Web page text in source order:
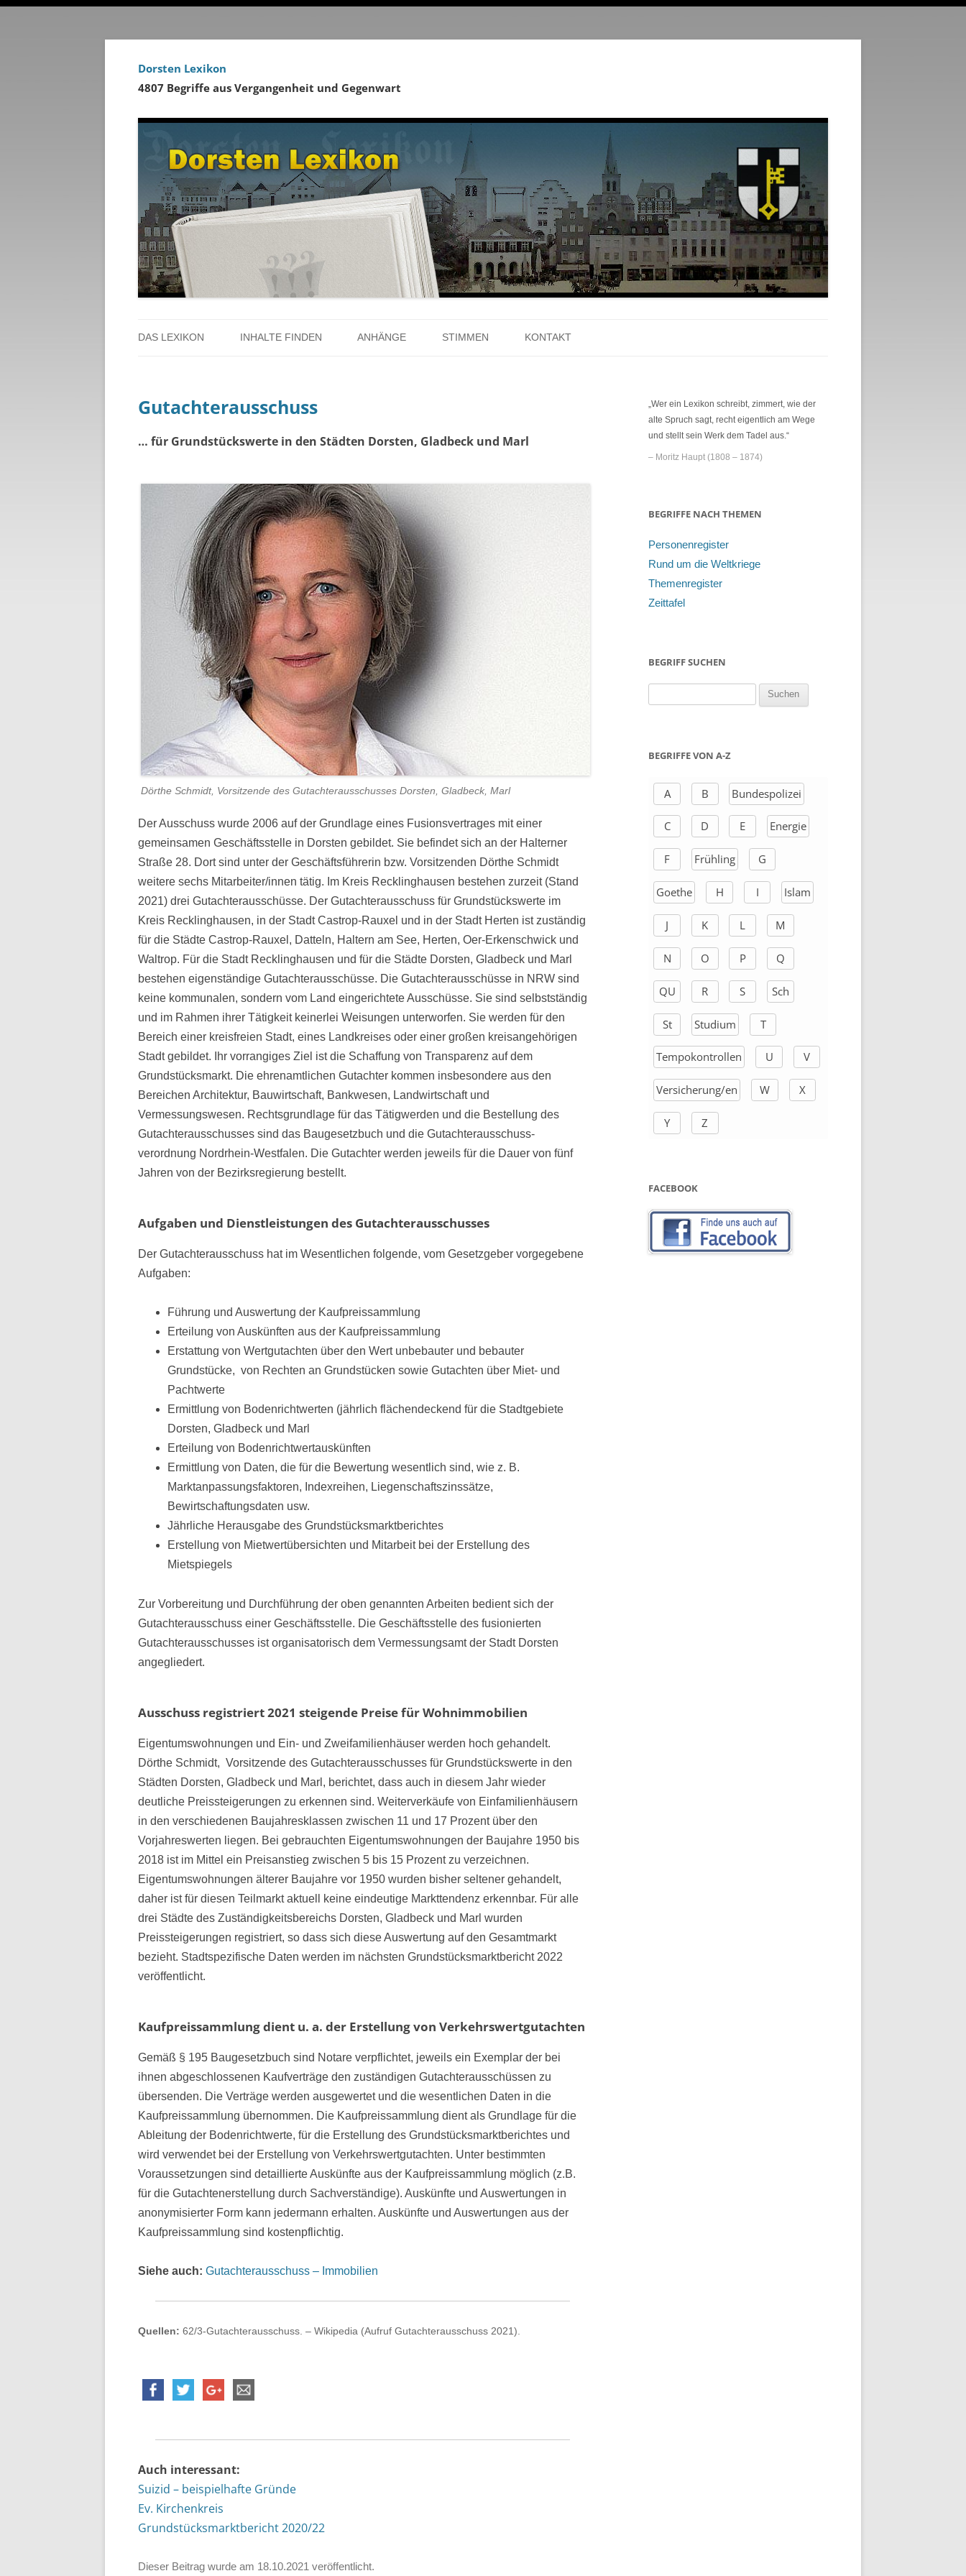
Dorsten Lexikon
4807 Begriffe aus Vergangenheit und Gegenwart
zum
DAS LEXIKON
ÜBER DAS PROJEKT
INHALTE FINDEN
PERSONENREGISTER
RUND UM DIE WELTKRIEGE
ZEITTAFEL
ANHÄNGE
LINKS
STIMMEN KONTAKT
Gutachterausschuss
… für Grundstückswerte in den Städten Dorsten, Gladbeck und Marl
Dörthe Schmidt, Vorsitzende des Gutachterausschusses Dorsten, Gladbeck, Marl
Der Ausschuss wurde 2006 auf der Grundlage eines Fusionsvertrages mit einer
gemeinsamen Geschäftsstelle in Dorsten gebildet. Sie befindet sich an der Halterner
Straße 28. Dort sind unter der Geschäftsführerin bzw. Vorsitzenden Dörthe Schmidt
weitere sechs Mitarbeiter/innen tätig. Im Kreis Recklinghausen bestehen zurzeit (Stand
2021) drei Gutachterausschüsse. Der Gutachter­ausschuss für Grundstückswerte im
Kreis Recklinghausen, in der Stadt Castrop-Rauxel und in der Stadt Herten ist zuständig
für die Städte Castrop-Rauxel, Datteln, Haltern am See, Herten, Oer-Erkenschwick und
Waltrop. Für die Stadt Recklinghausen und für die Städte Dorsten, Gladbeck und Marl
bestehen eigenständige Gutachterausschüsse. Die Gutachterausschüsse in NRW sind
keine kommunalen, sondern vom Land eingerichtete Ausschüsse. Sie sind selbstständig
und im Rahmen ihrer Tätigkeit keinerlei Weisungen unterworfen. Sie werden für den
Bereich einer kreisfreien Stadt, eines Landkreises oder einer großen kreisangehörigen
Stadt gebildet. Ihr vorrangiges Ziel ist die Schaffung von Transparenz auf dem
Grundstücksmarkt. Die ehrenamtlichen Gutachter kommen insbesondere aus den
Bereichen Architektur, Bauwirtschaft, Bankwesen, Landwirtschaft und
Vermessungswesen. Rechtsgrundlage für das Tätigwerden und die Bestellung des
Gutachter­ausschusses sind das Baugesetzbuch und die Gutachterausschuss­
verordnung Nordrhein-Westfalen. Die Gutachter werden jeweils für die Dauer von fünf
Jahren von der Bezirksregierung bestellt.
Aufgaben und Dienstleistungen des Gutachterausschusses
Der Gutachterausschuss hat im Wesentlichen folgende, vom Gesetzgeber vorgegebene
Aufgaben:
Führung und Auswertung der Kaufpreissammlung
Erteilung von Auskünften aus der Kaufpreissammlung
Erstattung von Wertgutachten über den Wert unbebauter und bebauter
Grundstücke, von Rechten an Grundstücken sowie Gutachten über Miet- und
Pachtwerte
Ermittlung von Bodenrichtwerten (jährlich flächendeckend für die Stadtgebiete
Dorsten, Gladbeck und Marl
Erteilung von Bodenrichtwertauskünften
Ermittlung von Daten, die für die Bewertung wesentlich sind, wie z. B.
Marktanpassungsfaktoren, Indexreihen, Liegenschaftszinssätze,
Bewirtschaftungsdaten usw.
Jährliche Herausgabe des Grundstücksmarktberichtes
Erstellung von Mietwertübersichten und Mitarbeit bei der Erstellung des
Mietspiegels
Zur Vorbereitung und Durchführung der oben genannten Arbeiten bedient sich der
Gutachterausschuss einer Geschäftsstelle. Die Geschäftsstelle des fusionierten
Gutachterausschusses ist organisatorisch dem Vermessungsamt der Stadt Dorsten
angegliedert.
Ausschuss registriert 2021 steigende Preise für Wohnimmobilien
Eigentumswohnungen und Ein- und Zweifamilienhäuser werden hoch gehandelt.
Dörthe Schmidt, Vorsitzende des Gutachterausschusses für Grundstückswerte in den
Städten Dorsten, Gladbeck und Marl, berichtet, dass auch in diesem Jahr wieder
deutliche Preissteigerungen zu erkennen sind. Weiterverkäufe von Einfamilienhäusern
in den verschiedenen Baujahresklassen zwischen 11 und 17 Prozent über den
Vorjahreswerten liegen. Bei gebrauchten Eigentumswohnungen der Baujahre 1950 bis
2018 ist im Mittel ein Preisanstieg zwischen 5 bis 15 Prozent zu verzeichnen.
Eigentumswohnungen älterer Baujahre vor 1950 wurden bisher seltener gehandelt,
daher ist für diesen Teilmarkt aktuell keine eindeutige Markttendenz erkennbar. Für alle
drei Städte des Zuständigkeitsbereichs Dorsten, Gladbeck und Marl wurden
Preissteigerungen registriert, so dass sich diese Auswertung auf den Gesamtmarkt
bezieht. Stadtspezifische Daten werden im nächsten Grundstücksmarktbericht 2022
veröffentlicht.
Kaufpreissammlung dient u. a. der Erstellung von Verkehrswertgutachten
Gemäß § 195 Baugesetzbuch sind Notare verpflichtet, jeweils ein Exemplar der bei
ihnen abgeschlossenen Kaufverträge den zuständigen Gutachterausschüssen zu
übersenden. Die Verträge werden ausgewertet und die wesentlichen Daten in die
Kaufpreissammlung übernommen. Die Kaufpreissammlung dient als Grundlage für die
Ableitung der Bodenrichtwerte, für die Erstellung des Grundstücksmarktberichtes und
wird verwendet bei der Erstellung von Verkehrswertgutachten. Unter bestimmten
Voraussetzungen sind detaillierte Auskünfte aus der Kaufpreissammlung möglich (z.B.
für die Gutachtenerstellung durch Sachverständige). Auskünfte und Auswertungen in
anonymisierter Form kann jedermann erhalten. Auskünfte und Auswertungen aus der
Kaufpreissammlung sind kostenpflichtig.
Siehe auch: Gutachterausschuss – Immobilien
Quellen: 62/3-Gutachterausschuss. – Wikipedia (Aufruf Gutachterausschuss 2021).
Auch interessant:
Suizid – beispielhafte Gründe
Ev. Kirchenkreis
Grundstücksmarktbericht 2020/22
Dieser Beitrag wurde am 18.10.2021 veröffentlicht.
„Wer ein Lexikon schreibt, zimmert, wie der
alte Spruch sagt, recht eigentlich am Wege
und stellt sein Werk dem Tadel aus.“
– Moritz Haupt (1808 – 1874)
BEGRIFFE NACH THEMEN
Personenregister
Rund um die Weltkriege
Themenregister
Zeittafel
BEGRIFF SUCHEN
h
h
BEGRIFFE VON A-Z
A B Bundespolizei
C D E Energie
F Frühling G
Goethe H I Islam
J K L M
N O P Q
QU R S Sch
St Studium T
Tempokontrollen U V
Versicherung/en W X
Y Z
FACEBOOK